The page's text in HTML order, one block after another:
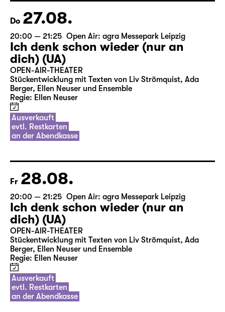
Do 27.08.
20:00 — 21:25 Open Air: agra Messepark Leipzig
Ich denk schon wieder (nur an
dich) (UA)
OPEN-AIR-THEATER
Stückentwicklung mit Texten von Liv Strömquist, Ada
Berger, Ellen Neuser und Ensemble
Regie: Ellen Neuser
Ausverkauft
evtl. Restkarten
an der Abendkasse
Fr 28.08.
20:00 — 21:25 Open Air: agra Messepark Leipzig
Ich denk schon wieder (nur an
dich) (UA)
OPEN-AIR-THEATER
Stückentwicklung mit Texten von Liv Strömquist, Ada
Berger, Ellen Neuser und Ensemble
Regie: Ellen Neuser
Ausverkauft
evtl. Restkarten
an der Abendkasse